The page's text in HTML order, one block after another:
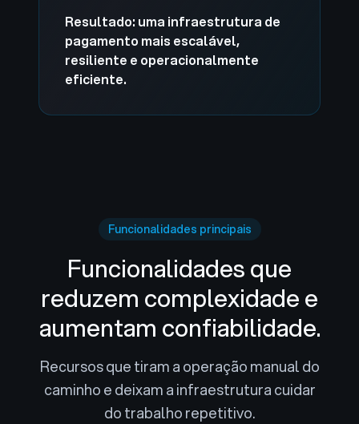
Resultado: uma infraestrutura de
pagamento mais escalável,
resiliente e operacionalmente
eficiente.
Funcionalidades principais
Funcionalidades que
reduzem complexidadee
aumentam confiabilidade.
Recursos que tiram a operação manual do
caminho e deixam a infraestrutura cuidar
do trabalho repetitivo.